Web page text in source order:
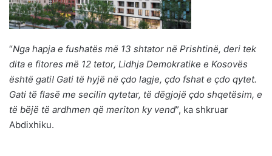
“Nga hapja e fushatës më 13 shtator në Prishtinë, deri tek
dita e fitores më 12 tetor, Lidhja Demokratike e Kosovës
është gati! Gati të hyjë në çdo lagje, çdo fshat e çdo qytet.
Gati të flasë me secilin qytetar, të dëgjojë çdo shqetësim, e
të bëjë të ardhmen që meriton ky vend”, ka shkruar
Abdixhiku.